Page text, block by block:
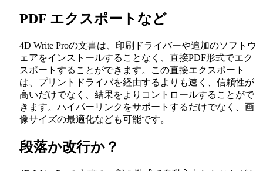
PDF エクスポートなど
4D Write Proの文書は、印刷ドライバーや追加のソフトウ
ェアをインストールすることなく、直接PDF形式でエク
スポートすることができます。この直接エクスポート
は、プリントドライバを経由するよりも速く、信頼性が
高いだけでなく、結果をよりコントロールすることがで
きます。ハイパーリンクをサポートするだけでなく、画
像サイズの最適化なども可能です。
段落か改行か？